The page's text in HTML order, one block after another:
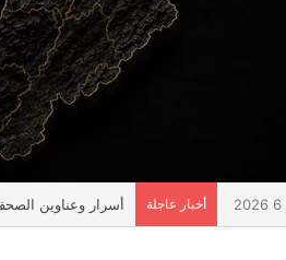
أخبار عاجلة أسرار وعناوين الصحف